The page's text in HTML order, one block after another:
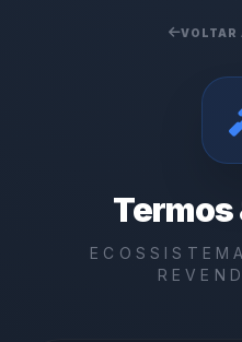
VOLTAR
Termos